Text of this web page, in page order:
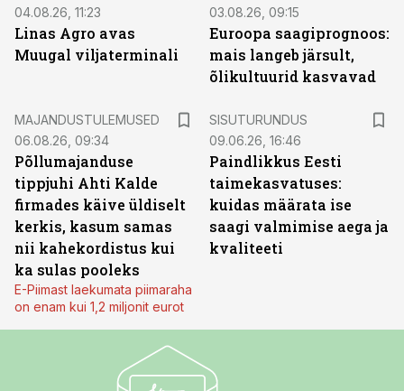
04.08.26, 11:23
Linas Agro avas
Muugal viljaterminali
03.08.26, 09:15
Euroopa saagiprognoos:
mais langeb järsult,
õlikultuurid kasvavad
MAJANDUSTULEMUSED
06.08.26, 09:34
Põllumajanduse
tippjuhi Ahti Kalde
firmades käive üldiselt
kerkis, kasum samas
nii kahekordistus kui
ka sulas pooleks
E-Piimast laekumata piimaraha
on enam kui 1,2 miljonit eurot
SISUTURUNDUS
09.06.26, 16:46
Paindlikkus Eesti
taimekasvatuses:
kuidas määrata ise
saagi valmimise aega ja
kvaliteeti